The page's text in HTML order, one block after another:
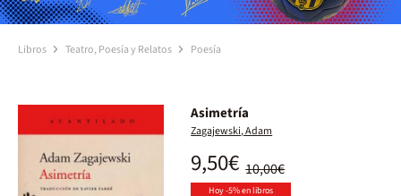
Libros Teatro, Poesía y Relatos Poesía
Asimetría
Zagajewski, Adam
10,00€
9,50€
Hoy -5% en libros